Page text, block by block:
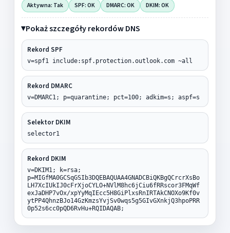
Aktywna: Tak SPF: OK DMARC: OK DKIM: OK
Pokaż szczegóły rekordów DNS
Rekord SPF
v=spf1 include:spf.protection.outlook.com ~all
Rekord DMARC
v=DMARC1; p=quarantine; pct=100; adkim=s; aspf=s
Selektor DKIM
selector1
Rekord DKIM
v=DKIM1; k=rsa;
p=MIGfMA0GCSqGSIb3DQEBAQUAA4GNADCBiQKBgQCrcrXsBo
LH7XcIUkIJ0cFrXjoCYLO+NVlM8hc6jCiu6fRRscor3FMqWf
exJaDHP7vOx/xpYyMqIEcc5H8GiPlxsRnIRTAkCNOXo9Kf0v
ytPP4QhnzBJo14GzKmzsYvjSv0wqs5g5GIvGXnkjQ3hpoPRR
0p52s6cc0pQD6RvHu+RQIDAQAB;